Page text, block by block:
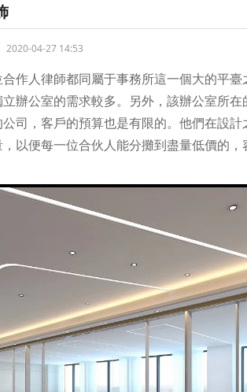
2020-04-27 14:53
作人律師都同屬于事務所這一個大的平
辦公室的需求較多。另外，該辦公室所
司，客戶的預算也是有限的。他們在設
以便每一位合伙人能分攤到盡量低價的，